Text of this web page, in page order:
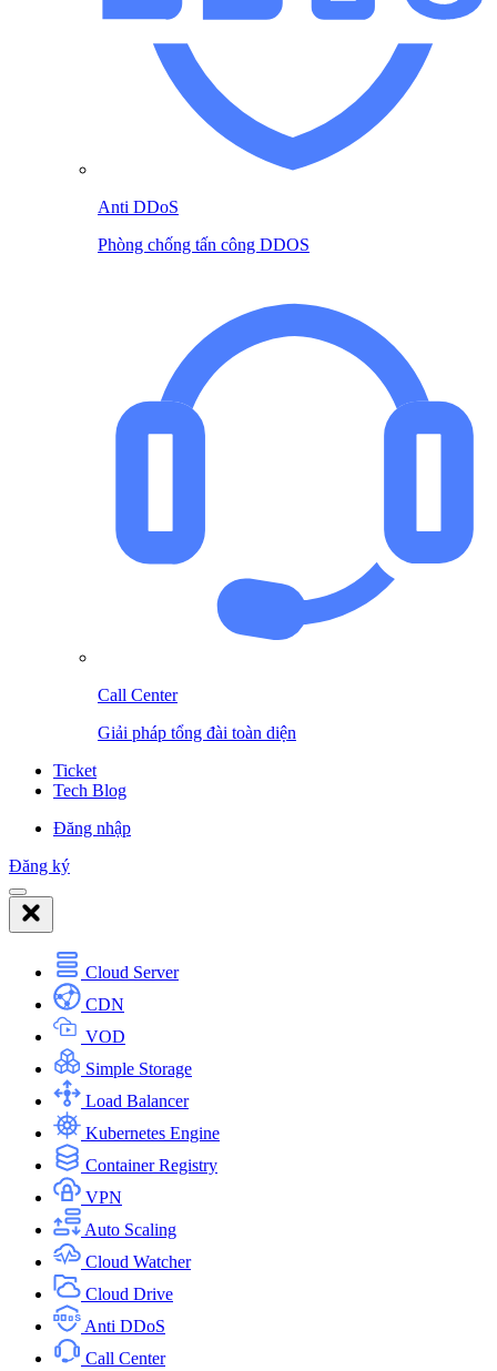
Anti DDoS
Phòng chống tấn công DDOS
Call Center
Giải pháp tổng đài toàn diện
Ticket
Tech Blog
Đăng nhập
Đăng ký
Cloud Server
CDN
VOD
Simple Storage
Load Balancer
Kubernetes Engine
Container Registry
VPN
Auto Scaling
Cloud Watcher
Cloud Drive
Anti DDoS
Call Center